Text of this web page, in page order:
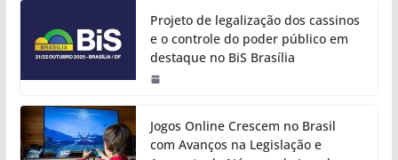
Projeto de legalização dos cassinos
e o controle do poder público em
destaque no BiS Brasília
Jogos Online Crescem no Brasil
com Avanços na Legislação e